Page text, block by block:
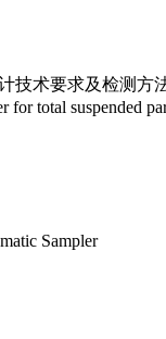
技术要求及检测方
total suspended
Sampler